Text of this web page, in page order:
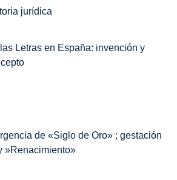
jurídica
Letras en España: invención y
de «Siglo de Oro» ; gestación
»Renacimiento»